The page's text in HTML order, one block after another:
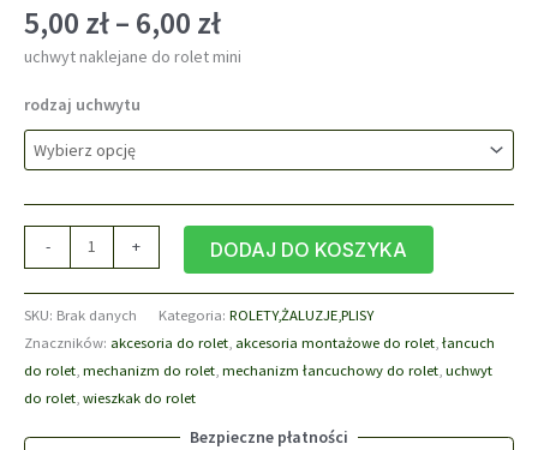
5,00 zł– 6,00 złZakres
cen:
do
6,00 zł
uchwyt naklejane do rolet mini
rodzaj uchwytu
-
Uniwersalny
uchwyt
do
rolet
Mini
lub
+ DODAJ DO KOSZYKA
SKU: Brak danych Kategoria: ROLETY,ŻALUZJE,PLISY
Znaczników: akcesoria do rolet, akcesoria montażowe do rolet, łancuch
do rolet, mechanizm do rolet, mechanizm łancuchowy do rolet, uchwyt
do rolet, wieszkak do rolet
Bezpieczne płatności